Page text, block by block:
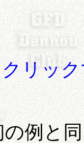
リッ
例と